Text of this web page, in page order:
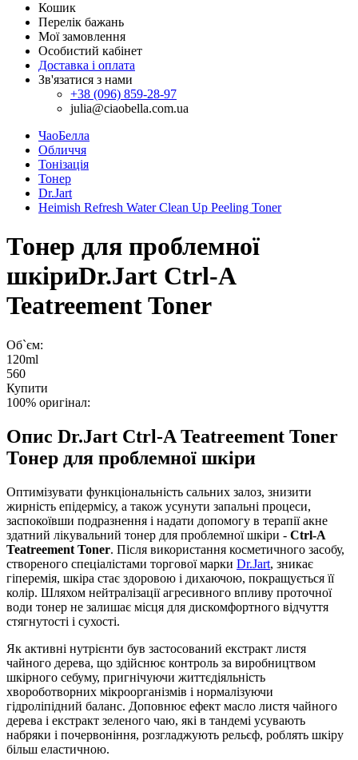
Кошик
Перелік бажань
Мої замовлення
Особистий кабінет
Доставка і оплата
Зв'язатися з нами
+38 (096) 859-28-97
julia@ciaobella.com.ua
ЧаоБелла
Обличчя
Тонізація
Тонер
Dr.Jart
Heimish Refresh Water Clean Up Peeling Toner
Тонер для проблемної
шкіриDr.Jart Ctrl-A
Teatreement Toner
Об`єм:
120ml
560
Купити
100% оригінал:
Опис Dr.Jart Ctrl-A Teatreement Toner
Тонер для проблемної шкіри
Оптимізувати функціональність сальних залоз, знизити
жирність епідермісу, а також усунути запальні процеси,
заспокоївши подразнення і надати допомогу в терапії акне
здатний лікувальний тонер для проблемної шкіри - Ctrl-A
Teatreement Toner. Після використання косметичного засобу,
створеного спеціалістами торгової марки Dr.Jart, зникає
гіперемія, шкіра стає здоровою і дихаючою, покращується її
колір. Шляхом нейтралізації агресивного впливу проточної
води тонер не залишає місця для дискомфортного відчуття
стягнутості і сухості.
Як активні нутрієнти був застосований екстракт листя
чайного дерева, що здійснює контроль за виробництвом
шкірного себуму, пригнічуючи життєдіяльність
хвороботворних мікроорганізмів і нормалізуючи
гідроліпідний баланс. Доповнює ефект масло листя чайного
дерева і екстракт зеленого чаю, які в тандемі усувають
набряки і почервоніння, розгладжують рельєф, роблять шкіру
більш еластичною.